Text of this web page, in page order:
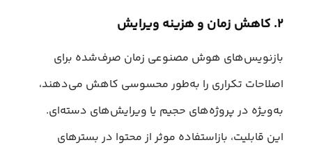
۲. کاهش زمان و هزینه ویرایش
بازنویس‌های هوش مصنوعی زمان صرف‌شده برای
اصلاحات تکراری را به‌طور محسوسی کاهش می‌دهند،
به‌ویژه در پروژه‌های حجیم یا ویرایش‌های دسته‌ای.
این قابلیت، بازاستفاده موثر از محتوا در بسترهای